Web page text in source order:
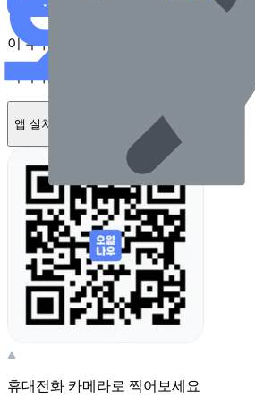
이 주유소를 앱에서 확인하고 최대 1만
이 주유소를 앱에서 확인하고 최대 1만
앱 설치하기
휴대전화 카메라로 찍어보세요